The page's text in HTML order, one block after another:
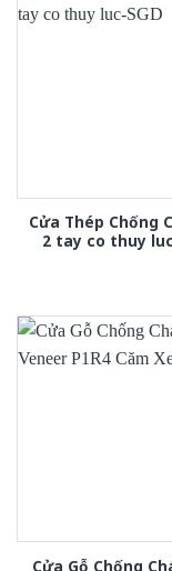
Cửa Thép Chống
2 tay co thuy
Cửa Gỗ Chống